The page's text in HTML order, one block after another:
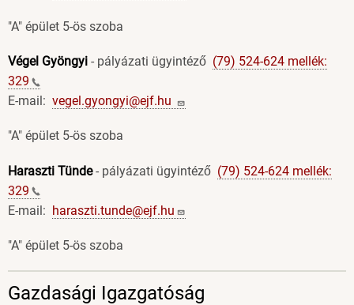
"A" épület 5-ös szoba
Végel Gyöngyi - pályázati ügyintéző (79) 524-624 mellék:
329
E-mail: vegel.gyongyi@ejf.hu
"A" épület 5-ös szoba
Haraszti Tünde- pályázati ügyintéző (79) 524-624 mellék:
329
E-mail: haraszti.tunde@ejf.hu
"A" épület 5-ös szoba
Gazdasági Igazgatóság